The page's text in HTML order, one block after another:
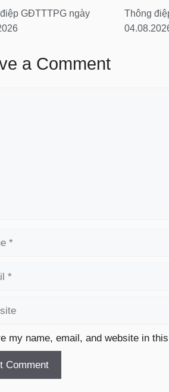
GĐTTTPG ngày
Thông
a Comment
my name, email, and website in